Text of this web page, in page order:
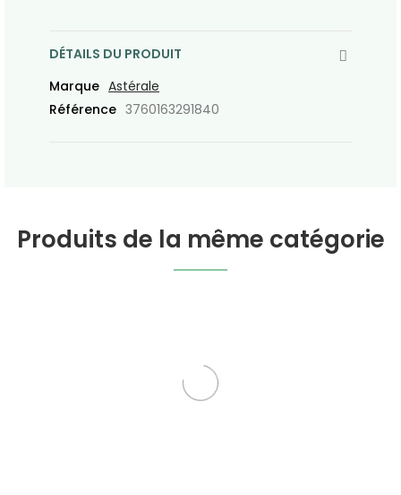
DÉTAILS DU PRODUIT
Marque Astérale
Référence 3760163291840
Produits de la même catégorie